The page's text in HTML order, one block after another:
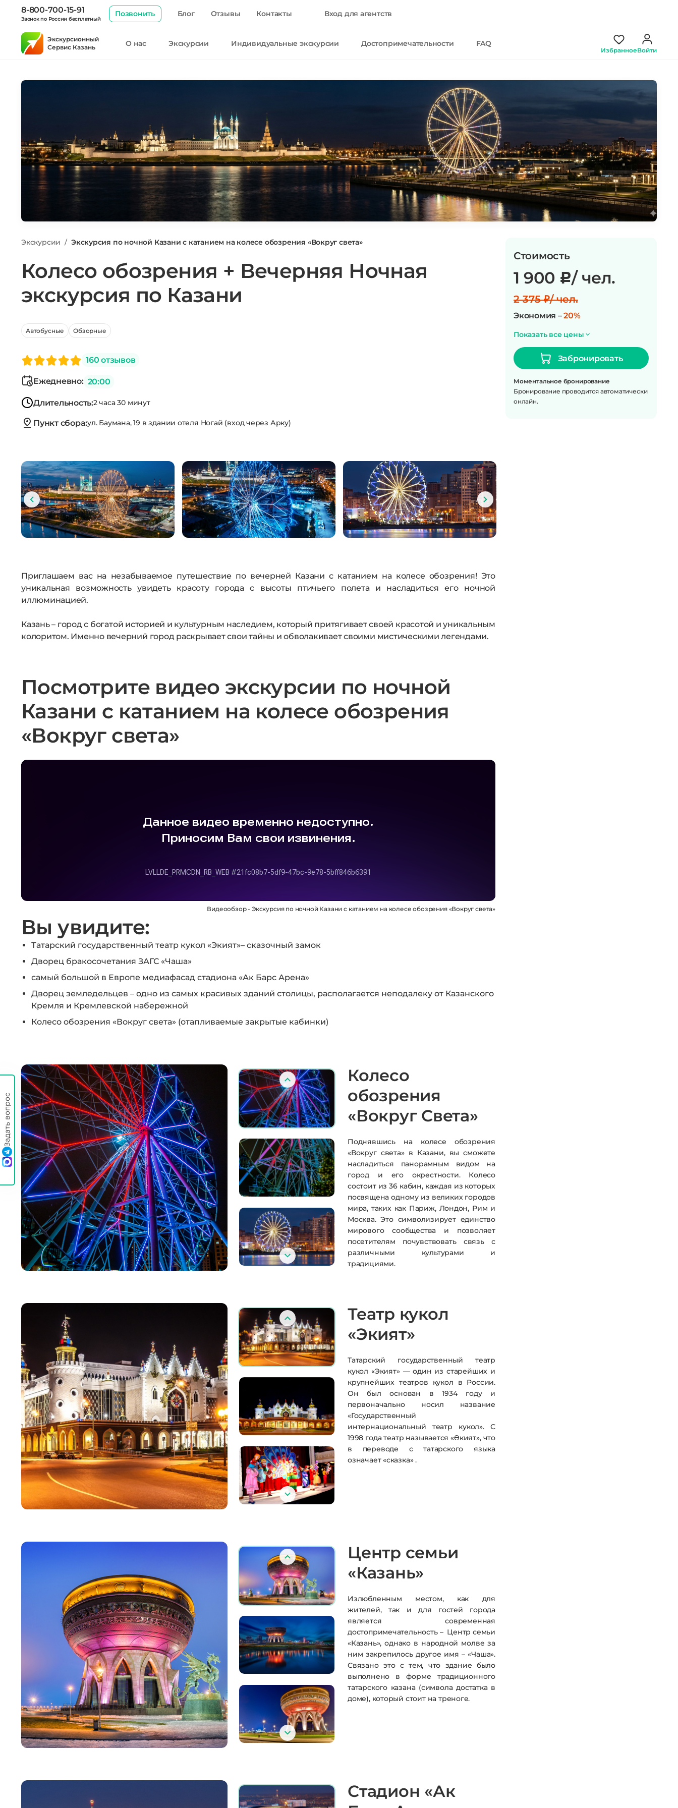
Задать вопрос
8-800-700-15-91
Звонок по России бесплатный
Позвонить Блог Отзывы Контакты Вход для агентств
Экскурсионный
Сервис Казань
О нас Экскурсии Индивидуальные экскурсии Достопримечательности FAQ
ИзбранноеВойти
Экскурсии / Экскурсия по ночной Казани с катанием на колесе обозрения «Вокруг света»
Колесо обозрения + Вечерняя Ночная
экскурсия по Казани
Автобусные Обзорные
160 отзывов
Ежедневно: 20:00
Длительность:2 часа 30 минут
Пункт сбора:ул. Баумана, 19 в здании отеля Ногай (вход через Арку)
Приглашаем вас на незабываемое путешествие по вечерней Казани с катанием на колесе обозрения! Это
уникальная возможность увидеть красоту города с высоты птичьего полета и насладиться его ночной
иллюминацией.
Казань – город с богатой историей и культурным наследием, который притягивает своей красотой и уникальным
колоритом. Именно вечерний город раскрывает свои тайны и обволакивает своими мистическими легендами.
Посмотрите видео экскурсии по ночной
Казани с катанием на колесе обозрения
«Вокруг света»
Видеообзор - Экскурсия по ночной Казани с катанием на колесе обозрения «Вокруг света»
Вы увидите:
Татарский государственный театр кукол «Экият»– сказочный замок
Дворец бракосочетания ЗАГС «Чаша»
самый большой в Европе медиафасад стадиона «Ак Барс Арена»
Дворец земледельцев – одно из самых красивых зданий столицы, располагается неподалеку от Казанского
Кремля и Кремлевской набережной
Колесо обозрения «Вокруг света» (отапливаемые закрытые кабинки)
Колесо
обозрения
«Вокруг Света»
Поднявшись на колесе обозрения
«Вокруг света» в Казани, вы сможете
насладиться панорамным видом на
город и его окрестности.
Колесо
состоит из 36 кабин, каждая из которых
посвящена одному из великих городов
мира, таких как Париж, Лондон, Рим и
Москва. Это символизирует единство
мирового сообщества и позволяет
посетителям почувствовать связь с
различными культурами и
традициями.
Театр кукол
«Экият»
Татарский государственный театр
кукол «Экият» — один из старейших и
крупнейших театров кукол в России.
Он был основан в 1934 году и
первоначально носил название
«Государственный
интернациональный театр кукол».
С
1998 года театр называется «Әкият», что
в переводе с татарского языка
означает «сказка».
Центр семьи
«Казань»
Излюбленным местом, как для
жителей, так и для гостей города
является современная
достопримечательность – Центр семьи
«Казань», однако в народной молве за
ним закрепилось другое имя – «Чаша».
Связано это с тем, что здание было
выполнено в форме традиционного
татарского казана (символа достатка в
доме), который стоит на треноге.
Стадион «Ак
Стоимость
1 900 c/ чел.
2 375 ₽/ чел.
Экономия –20%
Показать все цены
Забронировать
Моментальное бронирование
Бронирование проводится автоматически
онлайн.